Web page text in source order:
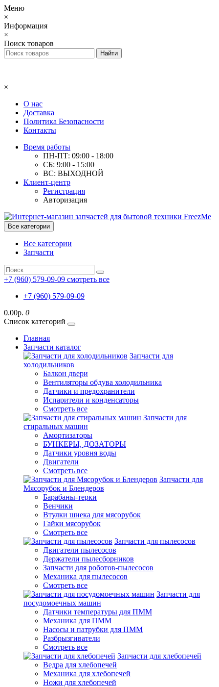
Меню
×
Информация
×
Поиск товаров
×
О нас
Доставка
Политика Безопасности
Контакты
Время работы
ПН-ПТ: 09:00 - 18:00
СБ: 9:00 - 15:00
ВС: ВЫХОДНОЙ
Клиент-центр
Регистрация
Авторизация
Все категории
Все категории
Запчасти
+7 (960) 579-09-09 смотреть все
+7 (960) 579-09-09
0.00р. 0
Список категорий
Главная
Запчасти каталог
Запчасти для
холодильников
Балкон двери
Вентиляторы обдува холодильника
Датчики и предохранители
Испарители и конденсаторы
Смотреть все
Запчасти для
стиральных машин
Амортизаторы
БУНКЕРЫ, ДОЗАТОРЫ
Датчики уровня воды
Двигатели
Смотреть все
Запчасти для
Мясорубок и Блендеров
Барабаны-терки
Венчики
Втулки шнека для мясорубок
Гайки мясорубок
Смотреть все
Запчасти для пылесосов
Двигатели пылесосов
Держатели пылесборников
Запчасти для роботов-пылесосов
Механика для пылесосов
Смотреть все
Запчасти для
посудомоечных машин
Датчики температуры для ПММ
Механика для ПММ
Насосы и патрубки для ПММ
Разбрызгиватели
Смотреть все
Запчасти для хлебопечей
Ведра для хлебопечей
Механика для хлебопечей
Ножи для хлебопечей